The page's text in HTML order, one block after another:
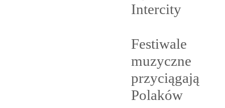
Intercity
Festiwale
muzyczne
przyciągają
Polaków